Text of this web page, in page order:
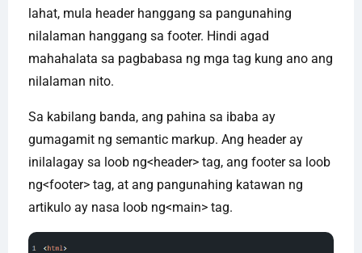
lahat, mula header hanggang sa pangunahing
nilalaman hanggang sa footer. Hindi agad
mahahalata sa pagbabasa ng mga tag kung ano ang
nilalaman nito.
Sa kabilang banda, ang pahina sa ibaba ay
gumagamit ng semantic markup. Ang header ay
inilalagay sa loob ng<header> tag, ang footer sa loob
ng<footer> tag, at ang pangunahing katawan ng
artikulo ay nasa loob ng<main> tag.